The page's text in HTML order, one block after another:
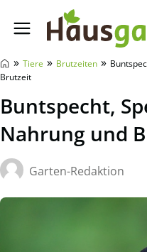
» Tiere » Brutzeiten »
Brutzeit
Buntspecht,
Nahrung und
Garten-Redaktion